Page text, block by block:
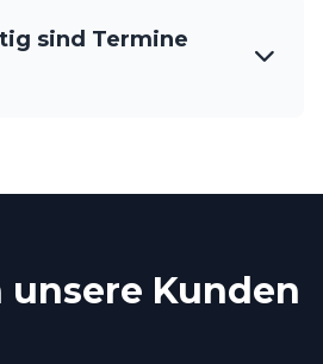
sind Termine
unsere Kunden